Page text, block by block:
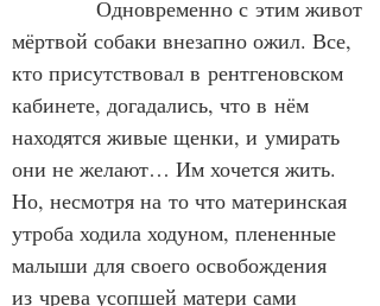
Одновременно с этим живот
мёртвой собаки внезапно ожил. Все,
кто присутствовал в рентгеновском
кабинете, догадались, что в нём
находятся живые щенки, и умирать
они не желают… Им хочется жить.
Но, несмотря на то что материнская
утроба ходила ходуном, плененные
малыши для своего освобождения
из чрева усопшей матери сами